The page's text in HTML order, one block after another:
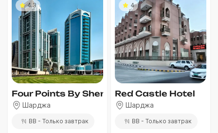
4.3
Four Points By Sheraton Sharjah
Шарджа
BB - Только завтрак
4
Red Castle Hotel
Шарджа
BB - Только завтрак